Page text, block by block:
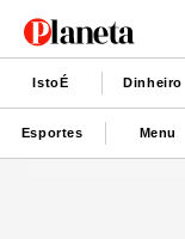
IstoÉ Dinheiro
Esportes Menu